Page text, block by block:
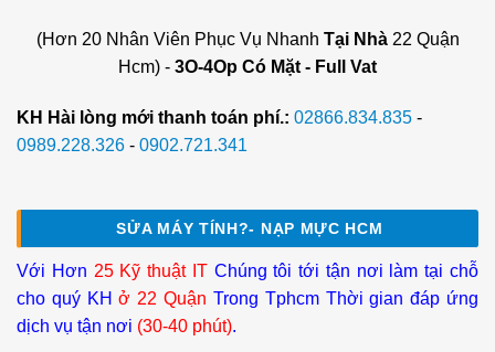
(Hơn 20 Nhân Viên Phục Vụ Nhanh Tại Nhà22 Quận
Hcm) - 3O-4Op Có Mặt - Full Vat
KH Hài lòng mới thanh toán phí.: 02866.834.835 -
0989.228.326 - 0902.721.341
SỬA MÁY TÍNH?- NẠP MỰC HCM
Với Hơn 25 Kỹ thuật ITChúng tôi tới tận nơi làm tại chỗ
cho quý KHở 22 Quận Trong Tphcm Thời gian đáp ứng
dịch vụ tận nơi (30-40 phút).